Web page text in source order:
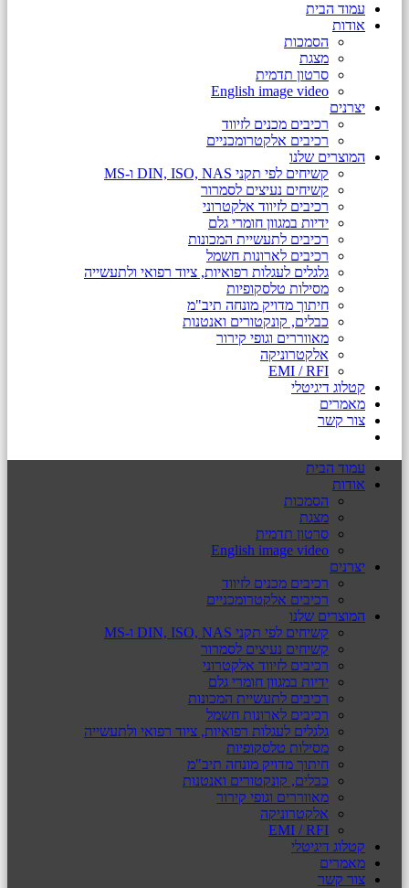
עמוד הבית
אודות
הסמכות
מצגת
סרטון תדמית
English image video
יצרנים
רכיבים מכנים לזיווד
רכיבים אלקטרומכניים
המוצרים שלנו
קשיחים לפי תקני DIN, ISO, NAS ו-MS
קשיחים נעיצים לסמרור
רכיבים לזיווד אלקטרוני
ידיות במגוון חומרי גלם
רכיבים לתעשיית המכונות
רכיבים לארונות חשמל
גלגלים לעגלות רפואיות, ציוד רפואי ולתעשייה
מסילות טלסקופיות
חיתוך מדויק מונחה תיב"מ
כבלים, קונקטורים ואנטנות
מאווררים וגופי קירור
אלקטרוניקה
EMI / RFI
קטלוג דיגיטלי
מאמרים
צור קשר
עמוד הבית
אודות
הסמכות
מצגת
סרטון תדמית
English image video
יצרנים
רכיבים מכנים לזיווד
רכיבים אלקטרומכניים
המוצרים שלנו
קשיחים לפי תקני DIN, ISO, NAS ו-MS
קשיחים נעיצים לסמרור
רכיבים לזיווד אלקטרוני
ידיות במגוון חומרי גלם
רכיבים לתעשיית המכונות
רכיבים לארונות חשמל
גלגלים לעגלות רפואיות, ציוד רפואי ולתעשייה
מסילות טלסקופיות
חיתוך מדויק מונחה תיב"מ
כבלים, קונקטורים ואנטנות
מאווררים וגופי קירור
אלקטרוניקה
EMI / RFI
קטלוג דיגיטלי
מאמרים
צור קשר